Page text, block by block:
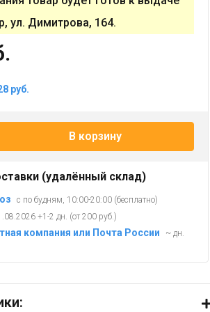
ул. Димитрова, 164.
руб.
В корзину
(удалённый склад)
с по будням, 10:00-20:00 (бесплатно)
+1-2 дн. (от 200 руб.)
компания или Почта России
~ дн.